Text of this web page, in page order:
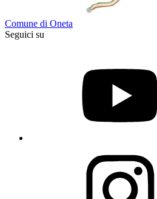
Comune di Oneta
Seguici su